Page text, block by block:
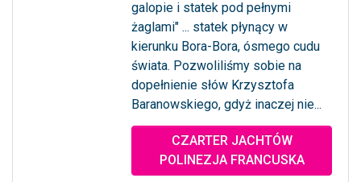
galopie i statek pod pełnymi
żaglami" ... statek płynący w
kierunku Bora-Bora, ósmego cudu
świata. Pozwoliliśmy sobie na
dopełnienie słów Krzysztofa
Baranowskiego, gdyż inaczej nie...
... więcejCZARTER JACHTÓW
POLINEZJA FRANCUSKA